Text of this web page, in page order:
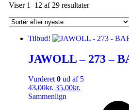
Viser 1–12 af 29 resultater
Tilbud!
JAWOLL – 273 –
Vurderet0 ud af 5
43,00kr. 35,00kr.
Sammenlign